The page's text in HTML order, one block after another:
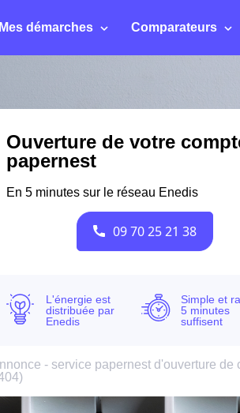
Mes démarches Comparateurs